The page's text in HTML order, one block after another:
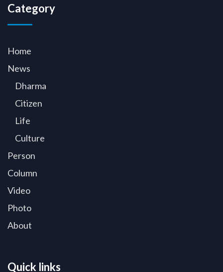
Category
Home
News
Dharma
Citizen
Life
Culture
Person
Column
Video
Photo
About
Quick links